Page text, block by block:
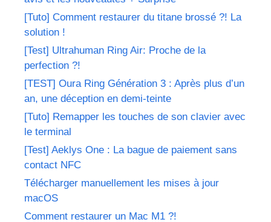
[Tuto] Comment restaurer du titane brossé ?! La
solution !
[Test] Ultrahuman Ring Air: Proche de la
perfection ?!
[TEST] Oura Ring Génération 3 : Après plus d’un
an, une déception en demi-teinte
[Tuto] Remapper les touches de son clavier avec
le terminal
[Test] Aeklys One : La bague de paiement sans
contact NFC
Télécharger manuellement les mises à jour
macOS
Comment restaurer un Mac M1 ?!